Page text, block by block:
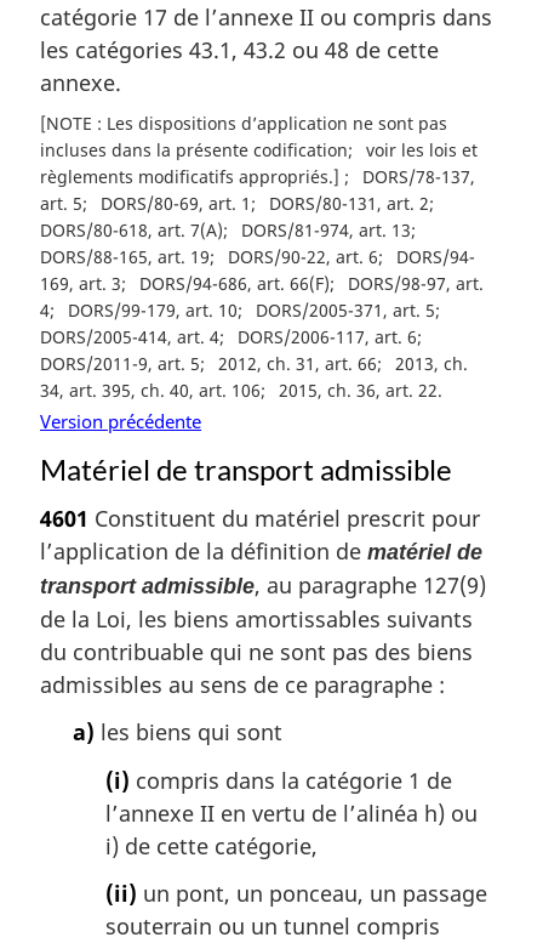
catégorie 17 de l’annexe II ou compris dans
les catégories 43.1, 43.2 ou 48 de cette
annexe.
[NOTE : Les dispositions d’application ne sont pas
incluses dans la présente codification
voir les lois et
règlements modificatifs appropriés.]
DORS/78-137,
art. 5
DORS/80-69, art. 1
DORS/80-131, art. 2
DORS/80-618, art. 7(A)
DORS/81-974, art. 13
DORS/88-165, art. 19
DORS/90-22, art. 6
DORS/94-
169, art. 3
DORS/94-686, art. 66(F)
DORS/98-97, art.
4
DORS/99-179, art. 10
DORS/2005-371, art. 5
DORS/2005-414, art. 4
DORS/2006-117, art. 6
DORS/2011-9, art. 5
2012, ch. 31, art. 66
2013, ch.
34, art. 395, ch. 40, art. 106
2015, ch. 36, art. 22
Version précédente
Matériel de transport admissible
4601 Constituent du matériel prescrit pour
l’application de la définition de matériel de
transport admissible, au paragraphe 127(9)
de la Loi, les biens amortissables suivants
du contribuable qui ne sont pas des biens
admissibles au sens de ce paragraphe :
a) les biens qui sont
(i) compris dans la catégorie 1 de
l’annexe II en vertu de l’alinéa h) ou
i) de cette catégorie,
(ii) un pont, un ponceau, un passage
souterrain ou un tunnel compris